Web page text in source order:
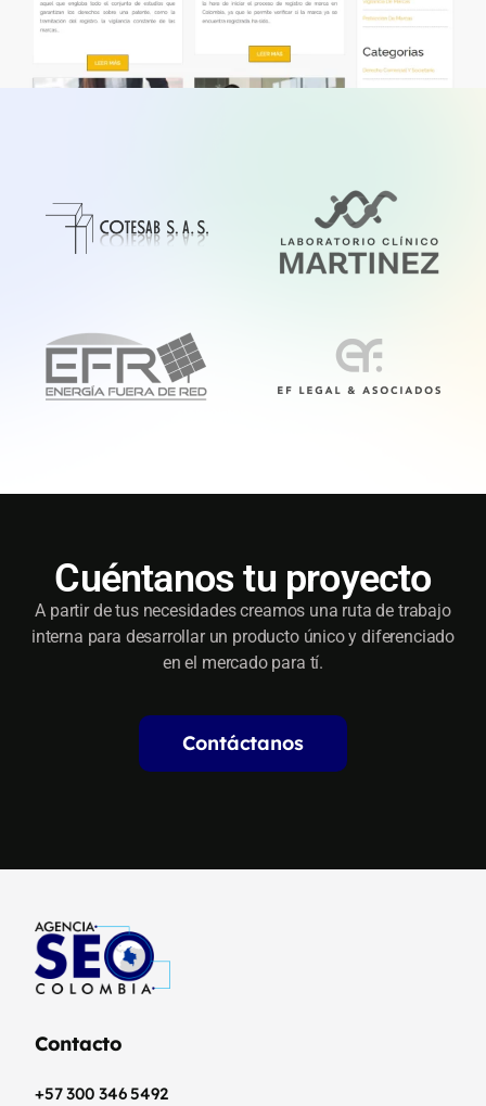
Cuéntanos tu proyecto
A partir de tus necesidades creamos una ruta de trabajo
interna para desarrollar un producto único y diferenciado
en el mercado para tí.
Contáctanos
Contacto
+57 300 346 5492